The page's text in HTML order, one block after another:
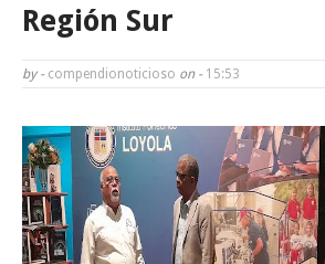
Región Sur
by - compendionoticioso on - 15:53